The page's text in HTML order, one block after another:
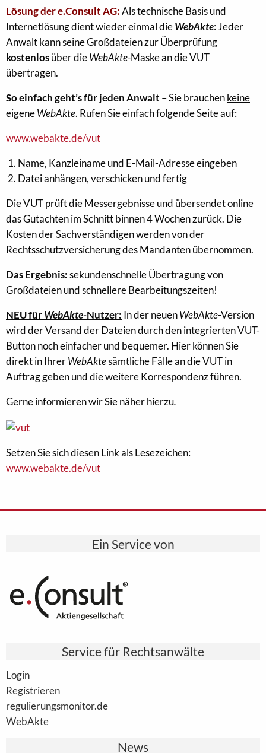
Lösung der e.Consult AG:Als technische Basis und
Internetlösung dient wieder einmal dieWebAkte: Jeder
Anwalt kann seine Großdateien zur Überprüfung
kostenlosüber dieWebAkte-Maske an die VUT
übertragen.
So einfach geht’s für jeden Anwalt – Sie brauchenkeine
eigeneWebAkte. Rufen Sie einfach folgende Seite auf:
www.webakte.de/vut
Name, Kanzleiname und E-Mail-Adresse eingeben
Datei anhängen, verschicken und fertig
Die VUT prüft die Messergebnisse und übersendet online
das Gutachten im Schnitt binnen 4 Wochen zurück. Die
Kosten der Sachverständigen werden von der
Rechtsschutzversicherung des Mandanten übernommen.
Das Ergebnis:sekundenschnelle Übertragung von
Großdateien und schnellere Bearbeitungszeiten!
NEU fürWebAkte-Nutzer: In der neuenWebAkte-Version
wird der Versand der Dateien durch den integrierten VUT-
Button noch einfacher und bequemer. Hier können Sie
direkt in IhrerWebAktesämtliche Fälle an die VUT in
Auftrag geben und die weitere Korrespondenz führen.
Gerne informieren wir Sie näher hierzu.
Setzen Sie sich diesen Link als Lesezeichen:
www.webakte.de/vut
Ein Service von
Service für Rechtsanwälte
Login
Registrieren
regulierungsmonitor.de
WebAkte
News